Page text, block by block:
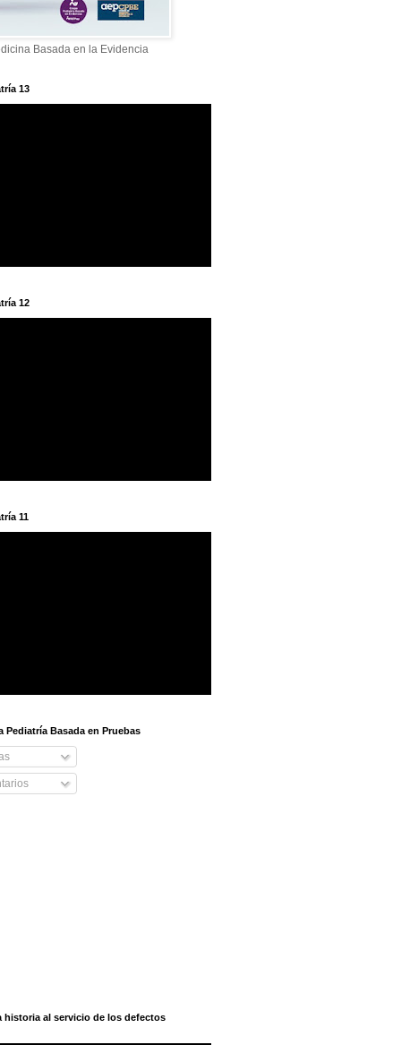
Basada en la Evidencia
13
12
11
Pediatría Basada en Pruebas
historia al servicio de los defectos